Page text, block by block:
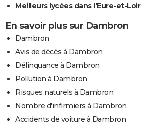
Meilleurs lycées dans l'Eure-et-Loir
En savoir plus sur Dambron
Dambron
Avis de décès à Dambron
Délinquance à Dambron
Pollution à Dambron
Risques naturels à Dambron
Nombre d'infirmiers à Dambron
Accidents de voiture à Dambron